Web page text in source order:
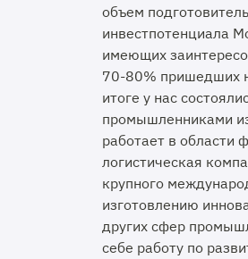
объем
инвестпотенциала
имеющих
70-80% пришедших
итоге у нас
промышленниками
работает в области
логистическая
крупного
изготовлению
других сфер
себе работу по